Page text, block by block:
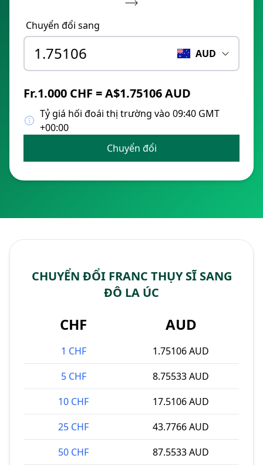
Chuyển đổi sang
AUD
Fr.1.000 CHF = A$1.75106 AUD
Tỷ giá hối đoái thị trường vào 09:40 GMT
+00:00
Chuyển đổi
CHUYỂN ĐỔI FRANC THỤY SĨ SANG
ĐÔ LA ÚC
CHF AUD
1 CHF
1.75106 AUD
5 CHF
8.75533 AUD
10 CHF
17.5106 AUD
25 CHF
43.7766 AUD
50 CHF
87.5533 AUD